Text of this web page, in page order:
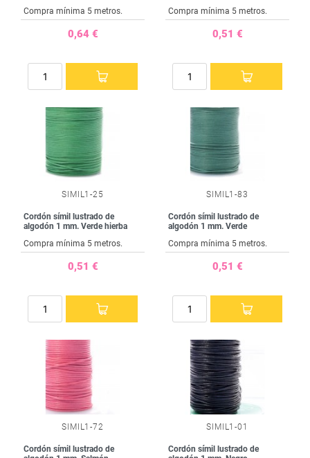
Compra mínima 5 metros.
0,64 €
Compra mínima 5 metros.
0,51 €
SIMIL1-25
Cordón símil lustrado de
algodón 1 mm. Verde hierba
Compra mínima 5 metros.
0,51 €
SIMIL1-83
Cordón símil lustrado de
algodón 1 mm. Verde
Compra mínima 5 metros.
0,51 €
SIMIL1-72
Cordón símil lustrado de
SIMIL1-01
Cordón símil lustrado de